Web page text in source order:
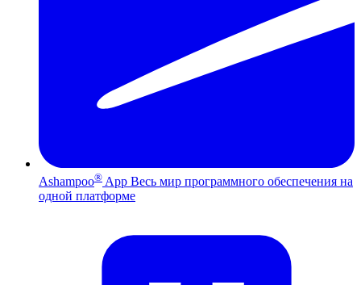
Ashampoo® App Весь мир программного обеспечения на
одной платформе